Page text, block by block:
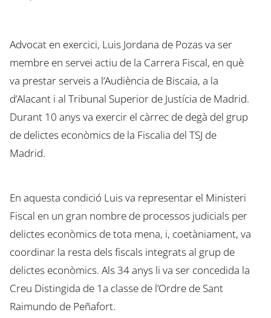
Advocat en exercici, Luis Jordana de Pozas va ser
membre en servei actiu de la Carrera Fiscal, en què
va prestar serveis a l’Audiència de Biscaia, a la
d’Alacant i al Tribunal Superior de Justícia de Madrid.
Durant 10 anys va exercir el càrrec de degà del grup
de delictes econòmics de la Fiscalia del TSJ de
Madrid.
En aquesta condició Luis va representar el Ministeri
Fiscal en un gran nombre de processos judicials per
delictes econòmics de tota mena, i, coetàniament, va
coordinar la resta dels fiscals integrats al grup de
delictes econòmics. Als 34 anys li va ser concedida la
Creu Distingida de 1a classe de l’Ordre de Sant
Raimundo de Peñafort.